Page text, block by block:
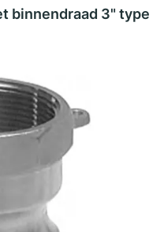
binnendraad 3" type